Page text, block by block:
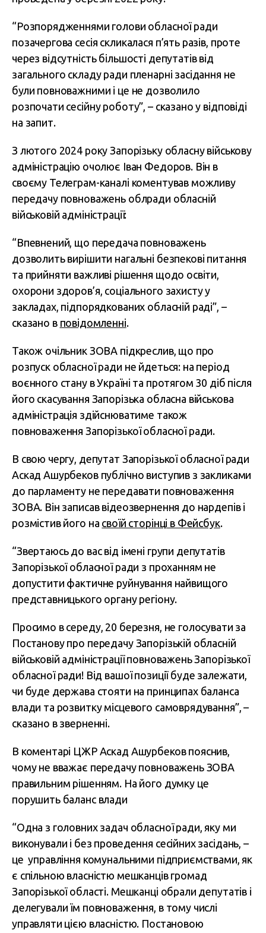
“Розпорядженнями голови обласної ради
позачергова сесія скликалася п’ять разів, проте
через відсутність більшості депутатів від
загального складу ради пленарні засідання не
були повноважними і це не дозволило
розпочати сесійну роботу”, – сказано у відповіді
на запит.
З лютого 2024 року Запорізьку обласну військову
адміністрацію очолює Іван Федоров. Він в
своєму Телеграм-каналі коментував можливу
передачу повноважень облради обласній
військовій адміністрації:
“Впевнений, що передача повноважень
дозволить вирішити нагальні безпекові питання
та прийняти важливі рішення щодо освіти,
охорони здоров’я, соціального захисту у
закладах, підпорядкованих обласній раді”, –
сказано в повідомленні.
Також очільник ЗОВА підкреслив, що про
розпуск обласної ради не йдеться: на період
воєнного стану в Україні та протягом 30 діб після
його скасування Запорізька обласна військова
адміністрація здійснюватиме також
повноваження Запорізької обласної ради.
В свою чергу, депутат Запорізької обласної ради
Аскад Ашурбеков публічно виступив з закликами
до парламенту не передавати повноваження
ЗОВА. Він записав відеозвернення до нардепів і
розмістив його на своїй сторінці в Фейсбук.
“Звертаюсь до вас від імені групи депутатів
Запорізької обласної ради з проханням не
допустити фактичне руйнування найвищого
представницького органу регіону.
Просимо в середу, 20 березня, не голосувати за
Постанову про передачу Запорізькій обласній
військовій адміністрації повноважень Запорізької
обласної ради! Від вашої позиції буде залежати,
чи буде держава стояти на принципах баланса
влади та розвитку місцевого самоврядування”, –
сказано в зверненні.
В коментарі ЦЖР Аскад Ашурбеков пояснив,
чому не вважає передачу повноважень ЗОВА
правильним рішенням. На його думку це
порушить баланс влади
“Одна з головних задач обласної ради, яку ми
виконували і без проведення сесійних засідань, –
це управління комунальними підприємствами, як
є спільною власністю мешканців громад
Запорізької області. Мешканці обрали депутатів і
делегували їм повноваження, в тому числі
управляти цією власністю. Постановою